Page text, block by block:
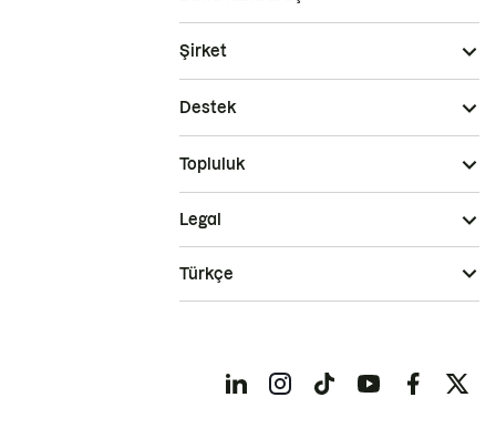
Şirket
Destek
Topluluk
Legal
Türkçe